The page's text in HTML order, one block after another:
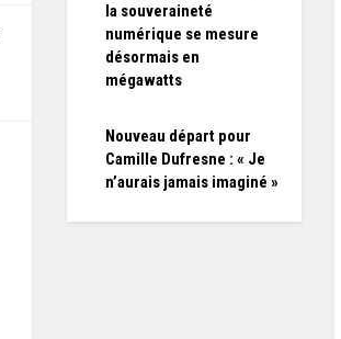
la souveraineté
numérique se mesure
désormais en
mégawatts
Nouveau départ pour
Camille Dufresne : « Je
n’aurais jamais imaginé »